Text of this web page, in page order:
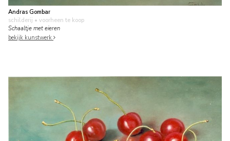
Andras Gombar
schilderij • voorheen te koop
Schaaltje met eieren
bekijk kunstwerk